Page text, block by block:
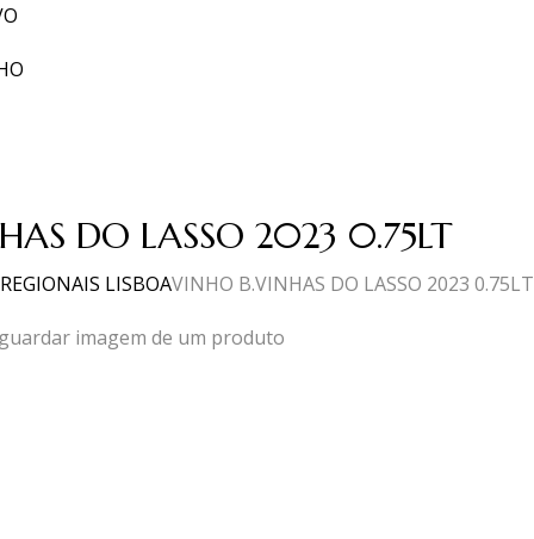
DO LASSO 2023 0.75LT
LISBOAVINHO B.VINHAS DO LASSO 2023 0.75LT